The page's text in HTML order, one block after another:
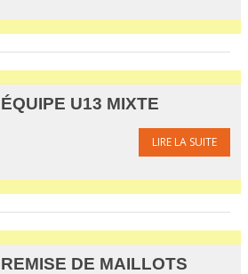
ÉQUIPE U13 MIXTE
LIRE LA SUITE
REMISE DE MAILLOTS